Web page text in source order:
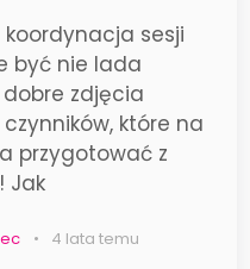
sesji
być nie lada
zdjęcia
które na
przygotować z
Jak
4 lata temu